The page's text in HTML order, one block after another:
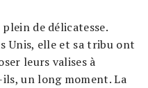
de délicatesse.
Unis, elle et sa tribu ont
leurs valises à
un long moment. La